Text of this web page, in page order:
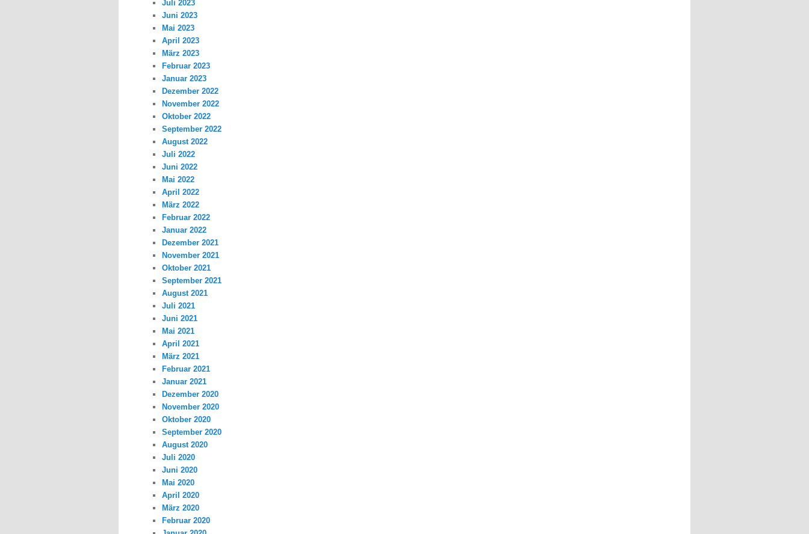
Juli 2023
Juni 2023
Mai 2023
April 2023
März 2023
Februar 2023
Januar 2023
Dezember 2022
November 2022
Oktober 2022
September 2022
August 2022
Juli 2022
Juni 2022
Mai 2022
April 2022
März 2022
Februar 2022
Januar 2022
Dezember 2021
November 2021
Oktober 2021
September 2021
August 2021
Juli 2021
Juni 2021
Mai 2021
April 2021
März 2021
Februar 2021
Januar 2021
Dezember 2020
November 2020
Oktober 2020
September 2020
August 2020
Juli 2020
Juni 2020
Mai 2020
April 2020
März 2020
Februar 2020